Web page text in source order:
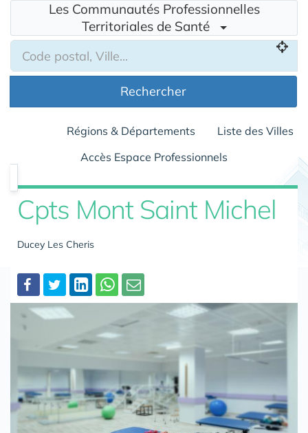
Les Communautés Professionnelles
Territoriales de Santé
Rechercher
Régions & Départements
Liste des Villes
Accès Espace Professionnels
Cpts Mont Saint Michel
Ducey Les Cheris
Partager